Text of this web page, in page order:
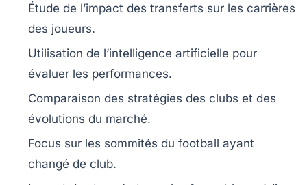
Étude de l’impact des transferts sur les carrières
des joueurs.
Utilisation de l’intelligence artificielle pour
évaluer les performances.
Comparaison des stratégies des clubs et des
évolutions du marché.
Focus sur les sommités du football ayant
changé de club.